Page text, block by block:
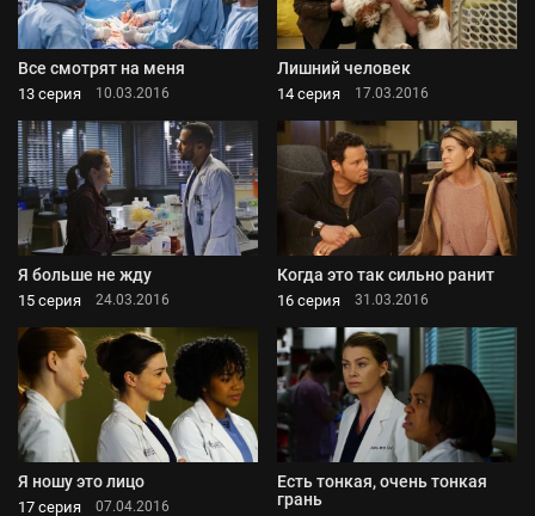
Все смотрят на меня
13 серия 10.03.2016
Лишний человек
14 серия 17.03.2016
Я больше не жду
15 серия 24.03.2016
Когда это так сильно ранит
16 серия 31.03.2016
Я ношу это лицо
17 серия 07.04.2016
Есть тонкая, очень тонкая
грань